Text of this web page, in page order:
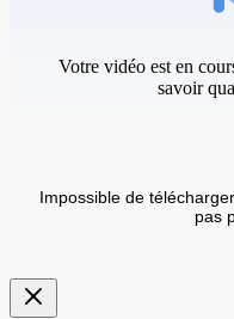
Votre vidéo est en
savoir
Impossible de
pas